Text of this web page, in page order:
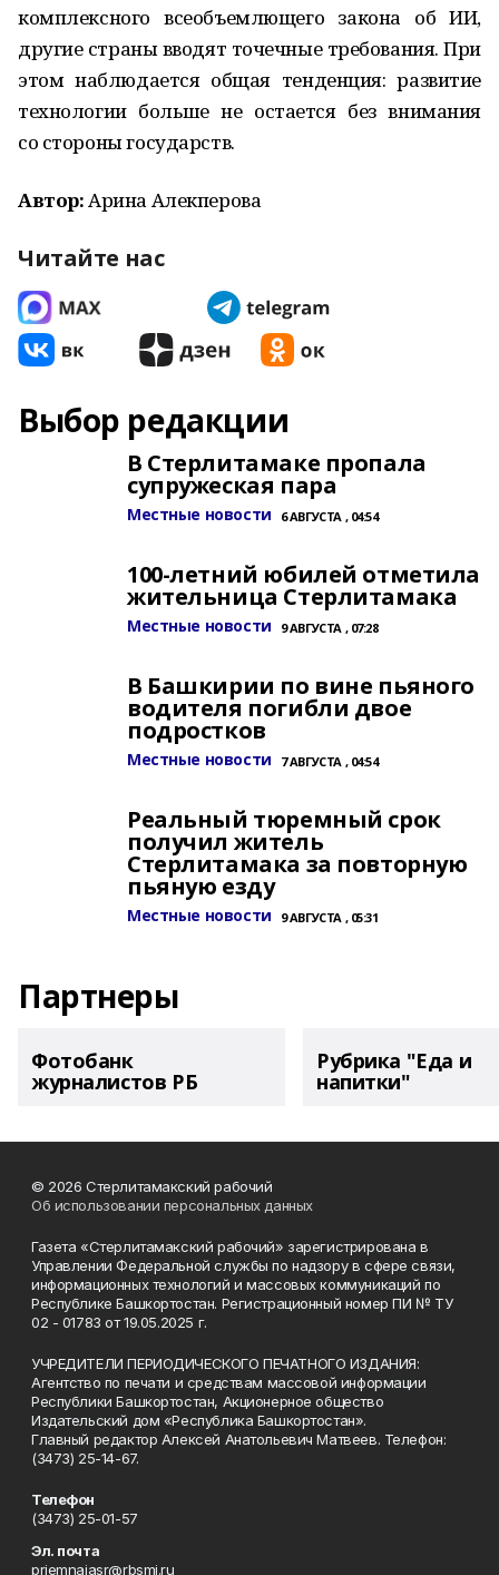
комплексного всеобъемлющего закона об ИИ,
другие страны вводят точечные требования. При
этом наблюдается общая тенденция: развитие
технологии больше не остается без внимания
со стороны государств.
Автор:Арина Алекперова
Читайте нас
Выбор редакции
В Стерлитамаке пропала
супружеская пара
Местные новости 6 АВГУСТА , 04:54
100-летний юбилей отметила
жительница Стерлитамака
Местные новости 9 АВГУСТА , 07:28
В Башкирии по вине пьяного
водителя погибли двое
подростков
Местные новости 7 АВГУСТА , 04:54
Реальный тюремный срок
получил житель
Стерлитамака за повторную
пьяную езду
Местные новости 9 АВГУСТА , 05:31
Партнеры
Фотобанк
журналистов РБ
Рубрика "Еда и
напитки"
© 2026 Стерлитамакский рабочий
Об использовании персональных данных
Газета «Стерлитамакский рабочий» зарегистрирована в
Управлении Федеральной службы по надзору в сфере связи,
информационных технологий и массовых коммуникаций по
Республике Башкортостан. Регистрационный номер ПИ № ТУ
02 - 01783 от 19.05.2025 г.
УЧРЕДИТЕЛИ ПЕРИОДИЧЕСКОГО ПЕЧАТНОГО ИЗДАНИЯ:
Агентство по печати и средствам массовой информации
Республики Башкортостан, Акционерное общество
Издательский дом «Республика Башкортостан».
Главный редактор Алексей Анатольевич Матвеев. Телефон:
(3473) 25-14-67.
Телефон
(3473) 25-01-57
Эл. почта
priemnajasr@rbsmi.ru